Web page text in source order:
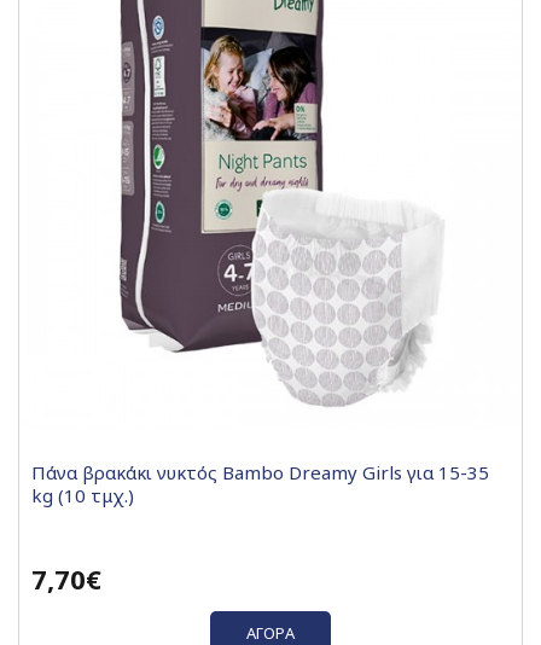
Πάνα βρακάκι νυκτός Bambo Dreamy Girls για 15-35
kg (10 τμχ.)
7,70€
ΑΓΟΡΆ